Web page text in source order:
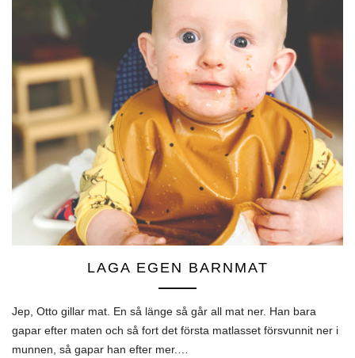
LAGA EGEN BARNMAT
Jep, Otto gillar mat. En så länge så går all mat ner. Han bara
gapar efter maten och så fort det första matlasset försvunnit ner i
munnen, så gapar han efter mer.…